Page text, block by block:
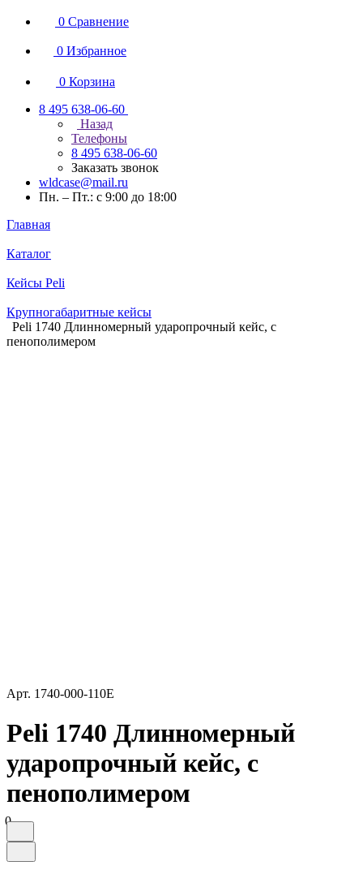
0 Сравнение
0 Избранное
0 Корзина
8 495 638-06-60
Назад
Телефоны
8 495 638-06-60
Заказать звонок
wldcase@mail.ru
Пн. – Пт.: с 9:00 до 18:00
Главная
Каталог
Кейсы Peli
Крупногабаритные кейсы
Peli 1740 Длинномерный ударопрочный кейс, с
пенополимером
Арт. 1740-000-110E
Peli 1740 Длинномерный
ударопрочный кейс, с
пенополимером
0